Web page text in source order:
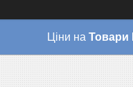
Ціни на Товари